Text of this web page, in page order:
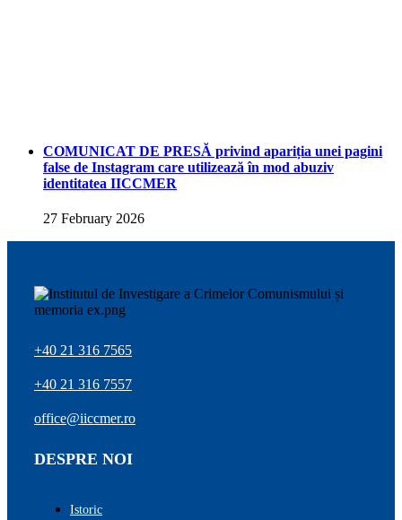
COMUNICAT DE PRESĂ privind apariția unei pagini
false de Instagram care utilizează în mod abuziv
identitatea IICCMER
27 February 2026
+40 21 316 7565
+40 21 316 7557
office@iiccmer.ro
DESPRE NOI
Istoric